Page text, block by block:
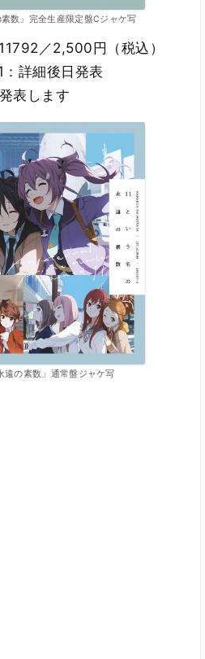
素数」完全生産限定盤Cジャケ写
／2,500円（税込）
詳細後日発表
表します
遠の素数」通常盤ジャケ写